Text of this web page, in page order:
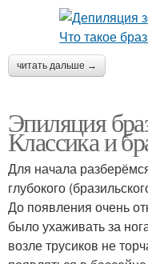
читать дальше →
Эпиляция
Классика и
Для начала
глубокого
До появления очень
было ухаживать за
возле трусиков не